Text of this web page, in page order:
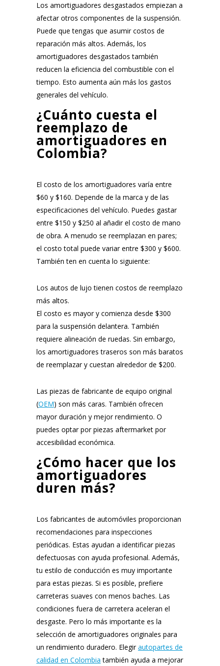
Los amortiguadores desgastados empiezan a
afectar otros componentes de la suspensión.
Puede que tengas que asumir costos de
reparación más altos. Además, los
amortiguadores desgastados también
reducen la eficiencia del combustible con el
tiempo. Esto aumenta aún más los gastos
generales del vehículo.
¿Cuánto cuesta el
reemplazo de
amortiguadores en
Colombia?
El costo de los amortiguadores varía entre
$60 y $160. Depende de la marca y de las
especificaciones del vehículo. Puedes gastar
entre $150 y $250 al añadir el costo de mano
de obra. A menudo se reemplazan en pares;
el costo total puede variar entre $300 y $600.
También ten en cuenta lo siguiente:
Los autos de lujo tienen costos de reemplazo
más altos.
El costo es mayor y comienza desde $300
para la suspensión delantera. También
requiere alineación de ruedas. Sin embargo,
los amortiguadores traseros son más baratos
de reemplazar y cuestan alrededor de $200.
Las piezas de fabricante de equipo original
(OEM) son más caras. También ofrecen
mayor duración y mejor rendimiento. O
puedes optar por piezas aftermarket por
accesibilidad económica.
¿Cómo hacer que los
amortiguadores
duren más?
Los fabricantes de automóviles proporcionan
recomendaciones para inspecciones
periódicas. Estas ayudan a identificar piezas
defectuosas con ayuda profesional. Además,
tu estilo de conducción es muy importante
para estas piezas. Si es posible, prefiere
carreteras suaves con menos baches. Las
condiciones fuera de carretera aceleran el
desgaste. Pero lo más importante es la
selección de amortiguadores originales para
un rendimiento duradero. Elegirautopartes de
calidad en Colombia también ayuda a mejorar